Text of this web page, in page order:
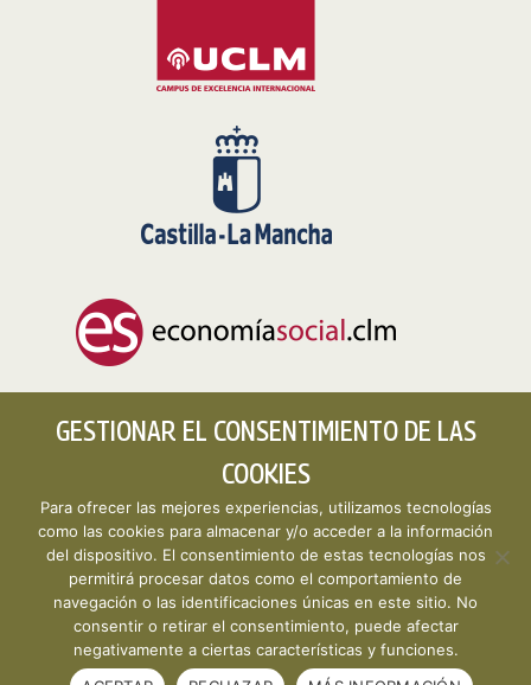
Copyright © 2026 CLMESTAT :: Portal Estadístico de la
Economía Social de Castilla-La Mancha ·Aviso legal y
política de privacidad·Política de cookies · Desarrollo
web:Visualco
GESTIONAR EL CONSENTIMIENTO DE LAS
COOKIES
Para ofrecer las mejores experiencias, utilizamos tecnologías
como las cookies para almacenar y/o acceder a la información
del dispositivo. El consentimiento de estas tecnologías nos
permitirá procesar datos como el comportamiento de
navegación o las identificaciones únicas en este sitio. No
consentir o retirar el consentimiento, puede afectar
negativamente a ciertas características y funciones.